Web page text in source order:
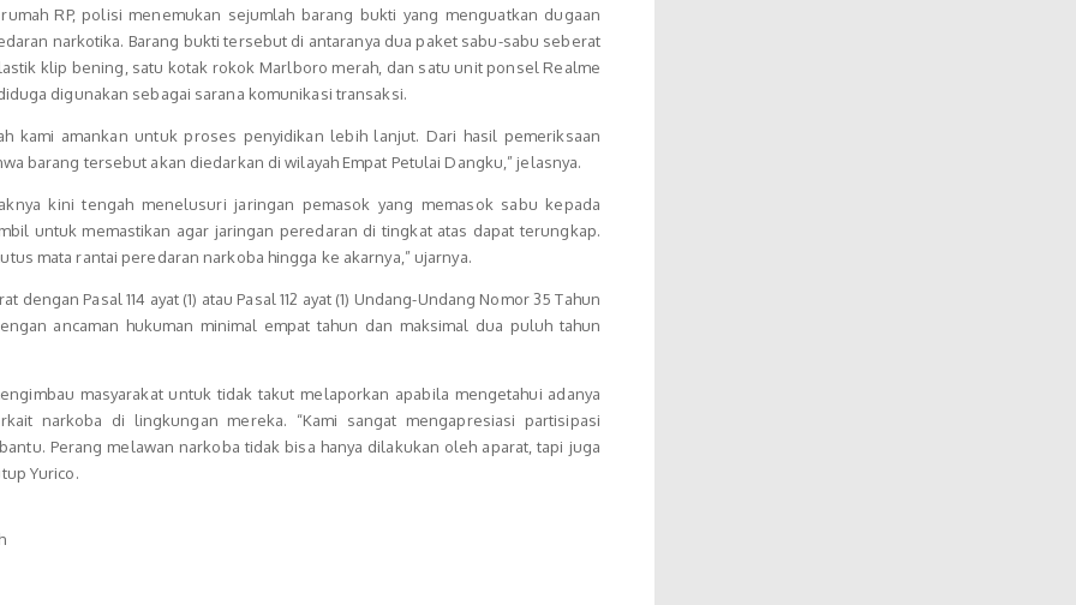
RP, polisi menemukan sejumlah barang bukti yang menguatkan dugaan
narkotika. Barang bukti tersebut di antaranya dua paket sabu-sabu seberat
klip bening, satu kotak rokok Marlboro merah, dan satu unit ponsel Realme
digunakan sebagai sarana komunikasi transaksi.
kami amankan untuk proses penyidikan lebih lanjut. Dari hasil pemeriksaan
barang tersebut akan diedarkan di wilayah Empat Petulai Dangku,” jelasnya.
kini tengah menelusuri jaringan pemasok yang memasok sabu kepada
untuk memastikan agar jaringan peredaran di tingkat atas dapat terungkap.
mata rantai peredaran narkoba hingga ke akarnya,” ujarnya.
dengan Pasal 114 ayat (1) atau Pasal 112 ayat (1) Undang-Undang Nomor 35 Tahun
ancaman hukuman minimal empat tahun dan maksimal dua puluh tahun
masyarakat untuk tidak takut melaporkan apabila mengetahui adanya
narkoba di lingkungan mereka. “Kami sangat mengapresiasi partisipasi
Perang melawan narkoba tidak bisa hanya dilakukan oleh aparat, tapi juga
Yurico.